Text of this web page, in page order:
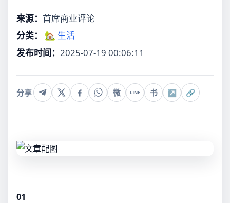
来源： 首席商业评论
分类：
🏡 生活
发布时间： 2025-07-19 00:06:11
分享 微 LINE 书 ↗ 🔗
01